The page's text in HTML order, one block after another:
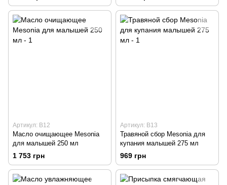
Артикул: B12
Масло очищающее Mesonia
для малышей 250 мл
1 753 грн
Артикул: B13
Травяной сбор Mesonia для
купания малышей 275 мл
969 грн